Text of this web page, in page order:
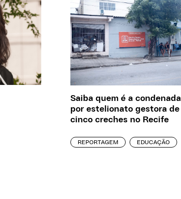
Saiba quem é a condenada
por estelionato gestora de
cinco creches no Recife
REPORTAGEM EDUCAÇÃO